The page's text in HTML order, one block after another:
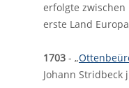
erfolgte zwischen
erste Land
1703 - „
Johann Stridbeck